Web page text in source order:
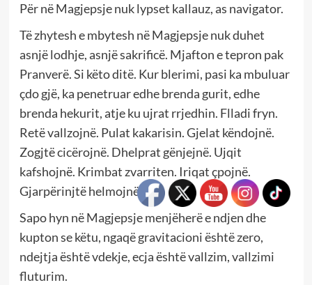
Për në Magjepsje nuk lypset kallauz, as navigator.
Të zhytesh e mbytesh në Magjepsje nuk duhet
asnjë lodhje, asnjë sakrificë. Mjafton e tepron pak
Pranverë. Si këto ditë. Kur blerimi, pasi ka mbuluar
çdo gjë, ka penetruar edhe brenda gurit, edhe
brenda hekurit, atje ku ujrat rrjedhin. Flladi fryn.
Retë vallzojnë. Pulat kakarisin. Gjelat këndojnë.
Zogjtë cicërojnë. Dhelprat gënjejnë. Ujqit
kafshojnë. Krimbat zvarriten. Iriqat çpojnë.
Gjarpërinjtë helmojnë.
Sapo hyn në Magjepsje menjëherë e ndjen dhe
kupton se këtu, ngaqë gravitacioni është zero,
ndejtja është vdekje, ecja është vallzim, vallzimi
fluturim.